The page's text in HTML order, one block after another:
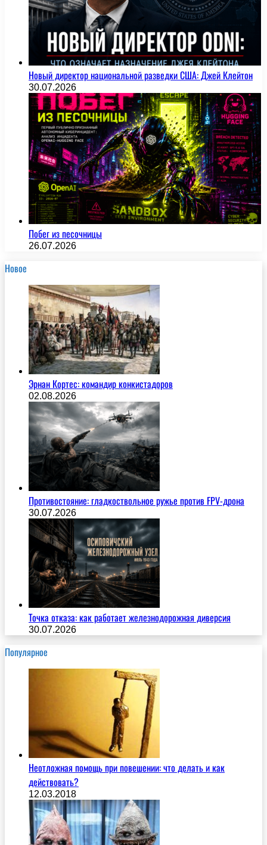
Новый директор национальной разведки США: Джей Клейтон
30.07.2026
Побег из песочницы
26.07.2026
Новое
Эрнан Кортес: командир конкистадоров
02.08.2026
Противостояние: гладкоствольное ружье против FPV-дрона
30.07.2026
Точка отказа: как работает железнодорожная диверсия
30.07.2026
Популярное
Неотложная помощь при повешении: что делать и как
действовать?
12.03.2018